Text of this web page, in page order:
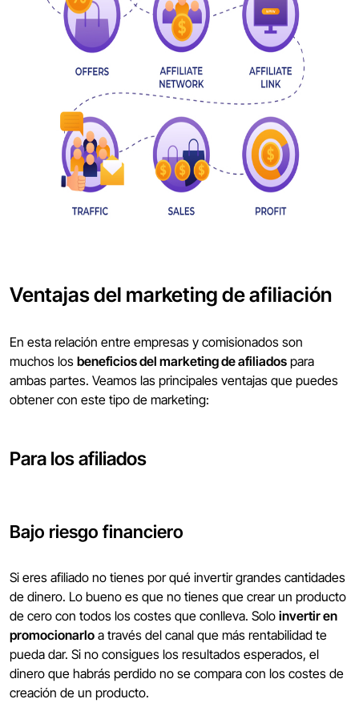
Ventajas del marketing de afiliación
En esta relación entre empresas y comisionados son
muchos los beneficios del marketing de afiliados para
ambas partes. Veamos las principales ventajas que puedes
obtener con este tipo de marketing:
Para los afiliados
Bajo riesgo financiero
Si eres afiliado no tienes por qué invertir grandes cantidades
de dinero. Lo bueno es que no tienes que crear un producto
de cero con todos los costes que conlleva. Solo invertir en
promocionarlo a través del canal que más rentabilidad te
pueda dar. Si no consigues los resultados esperados, el
dinero que habrás perdido no se compara con los costes de
creación de un producto.